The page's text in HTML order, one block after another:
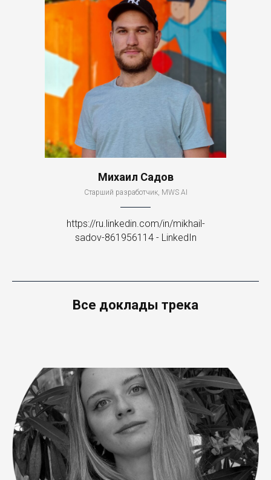
Михаил Садов
Старший разработчик, MWS AI
https://ru.linkedin.com/in/mikhail-
sadov-861956114 - LinkedIn
Все доклады трека